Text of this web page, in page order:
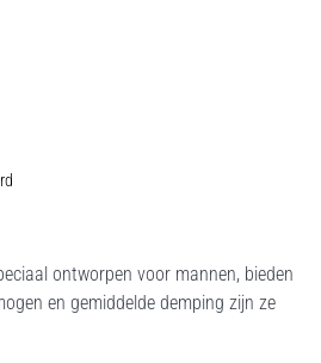
ontworpen voor mannen, bieden
en gemiddelde demping zijn ze